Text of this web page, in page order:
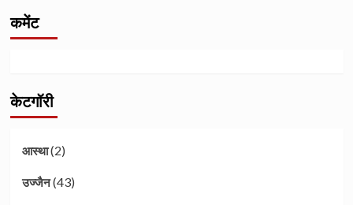
कमेंट
केटगॉरी
आस्था(2)
उज्जैन(43)